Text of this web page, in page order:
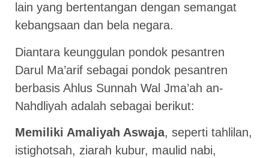
lain yang bertentangan dengan semangat
kebangsaan dan bela negara.
Diantara keunggulan pondok pesantren
Darul Ma’arif sebagai pondok pesantren
berbasis Ahlus Sunnah Wal Jma’ah an-
Nahdliyah adalah sebagai berikut:
Memiliki Amaliyah Aswaja, seperti tahlilan,
istighotsah, ziarah kubur, maulid nabi,